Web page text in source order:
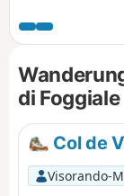
Col de Vergio.
di Foggiale
Col de
Visorando-